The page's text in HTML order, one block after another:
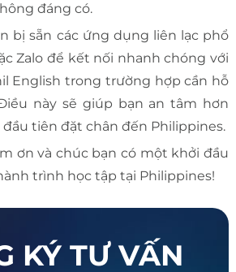
đáng có.
bị sẵn các ứng dụng liên lạc phổ
Zalo để kết nối nhanh chóng với
English trong trường hợp cần hỗ
này sẽ giúp bạn an tâm hơn
tiên đặt chân đến Philippines.
ơn và chúc bạn có một khởi đầu
trình học tập tại Philippines!
KÝ TƯ VẤN